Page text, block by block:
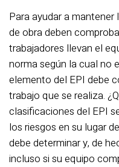
Para ayudar a mantener
de obra deben
trabajadores llevan el
norma según la cual no
elemento del EPI debe
trabajo que se realiza.
clasificaciones del EPI
los riesgos en su lugar
debe determinar y, de
incluso si su equipo